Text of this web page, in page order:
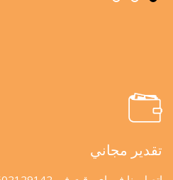
تقدير مجاني